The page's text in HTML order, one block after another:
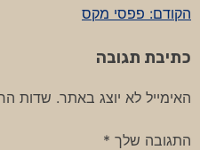
ניווט
הקודם: פפסי מקס
כתיבת תגובה
האימייל לא יוצג באתר. שדות
התגובה שלך *